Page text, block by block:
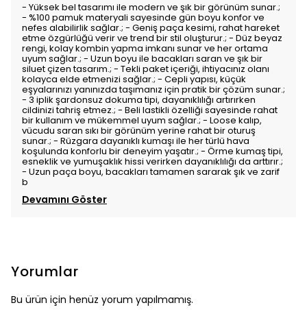
- Yüksek bel tasarımı ile modern ve şık bir görünüm sunar.;
- %100 pamuk materyali sayesinde gün boyu konfor ve
nefes alabilirlik sağlar.; - Geniş paça kesimi, rahat hareket
etme özgürlüğü verir ve trend bir stil oluşturur.; - Düz beyaz
rengi, kolay kombin yapma imkanı sunar ve her ortama
uyum sağlar.; - Uzun boyu ile bacakları saran ve şık bir
siluet çizen tasarım.; - Tekli paket içeriği, ihtiyacınız olanı
kolayca elde etmenizi sağlar.; - Cepli yapısı, küçük
eşyalarınızı yanınızda taşımanız için pratik bir çözüm sunar.;
- 3 iplik şardonsuz dokuma tipi, dayanıklılığı artırırken
cildinizi tahriş etmez.; - Beli lastikli özelliği sayesinde rahat
bir kullanım ve mükemmel uyum sağlar.; - Loose kalıp,
vücudu saran sıkı bir görünüm yerine rahat bir oturuş
sunar.; - Rüzgara dayanıklı kumaşı ile her türlü hava
koşulunda konforlu bir deneyim yaşatır.; - Örme kumaş tipi,
esneklik ve yumuşaklık hissi verirken dayanıklılığı da arttırır.;
- Uzun paça boyu, bacakları tamamen sararak şık ve zarif
b
Devamını Göster
Yorumlar
Bu ürün için henüz yorum yapılmamış.